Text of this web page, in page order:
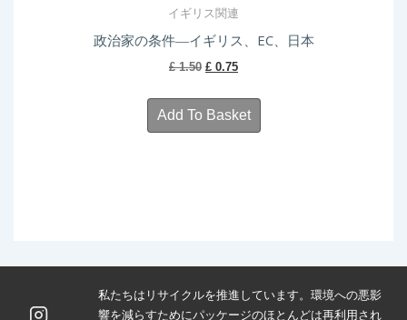
イギリス関連
政治家の条件―イギリス、EC、日本
£1.50 Original
was:
£ 1.50.
£ 0.75Current
is:
£ 0.75.
Add To Basket
私たちはリサイクルを推進しています。環境への悪影
響を減らすためにパッケージのほとんどは再利用され